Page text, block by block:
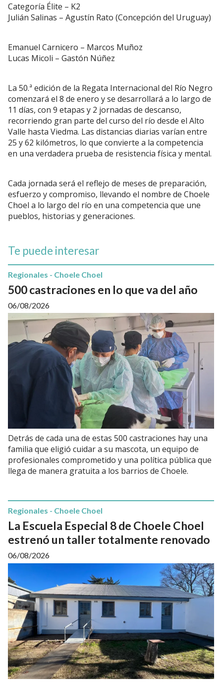
Categoría Élite – K2
Julián Salinas – Agustín Rato (Concepción del Uruguay)
Emanuel Carnicero – Marcos Muñoz
Lucas Micoli – Gastón Núñez
La 50.ª edición de la Regata Internacional del Río Negro
comenzará el 8 de enero y se desarrollará a lo largo de
11 días, con 9 etapas y 2 jornadas de descanso,
recorriendo gran parte del curso del río desde el Alto
Valle hasta Viedma. Las distancias diarias varían entre
25 y 62 kilómetros, lo que convierte a la competencia
en una verdadera prueba de resistencia física y mental.
Cada jornada será el reflejo de meses de preparación,
esfuerzo y compromiso, llevando el nombre de Choele
Choel a lo largo del río en una competencia que une
pueblos, historias y generaciones.
Te puede interesar
500 castraciones en lo que va del año
Regionales - Choele Choel
06/08/2026
Detrás de cada una de estas 500 castraciones hay una
familia que eligió cuidar a su mascota, un equipo de
profesionales comprometido y una política pública que
llega de manera gratuita a los barrios de Choele.
La Escuela Especial 8 de Choele Choel
estrenó un taller totalmente renovado
Regionales - Choele Choel
06/08/2026